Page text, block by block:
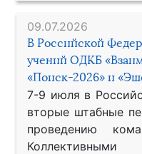
09.07.2026
В Российской
учений ОДКБ
«Поиск-2026» и
7-9 июля в
вторые штабные
проведению